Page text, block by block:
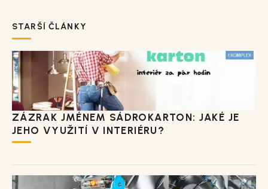
STARŠÍ ČLÁNKY
ZÁZRAK JMÉNEM SÁDROKARTON: JAKÉ JE
JEHO VYUŽITÍ V INTERIÉRU?